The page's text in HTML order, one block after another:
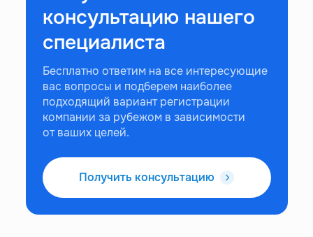
консультацию нашего
специалиста
Бесплатно ответим на все интересующие
вас вопросы и подберем наиболее
подходящий вариант регистрации
компании за рубежом в зависимости
от ваших целей.
Получить консультацию